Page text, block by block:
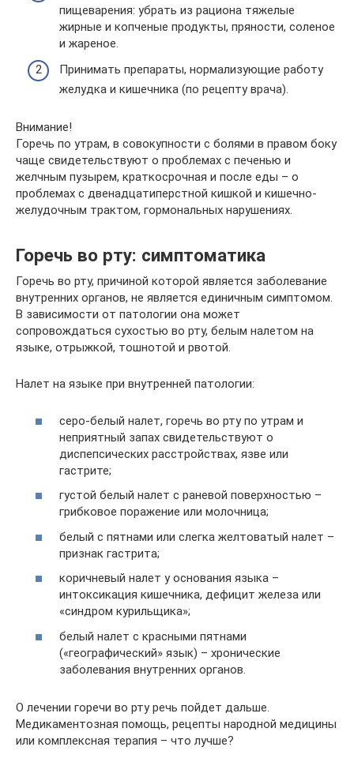
пищеварения: убрать из рациона тяжелые
жирные и копченые продукты, пряности, соленое
и жареное.
Принимать препараты, нормализующие работу
желудка и кишечника (по рецепту врача).
Внимание!
Горечь по утрам, в совокупности с болями в правом боку
чаще свидетельствуют о проблемах с печенью и
желчным пузырем, краткосрочная и после еды – о
проблемах с двенадцатиперстной кишкой и кишечно-
желудочным трактом, гормональных нарушениях.
Горечь во рту: симптоматика
Горечь во рту, причиной которой является заболевание
внутренних органов, не является единичным симптомом.
В зависимости от патологии она может
сопровождаться сухостью во рту, белым налетом на
языке, отрыжкой, тошнотой и рвотой.
Налет на языке при внутренней патологии:
серо-белый налет, горечь во рту по утрам и
неприятный запах свидетельствуют о
диспепсических расстройствах, язве или
гастрите;
густой белый налет с раневой поверхностью –
грибковое поражение или молочница;
белый с пятнами или слегка желтоватый налет –
признак гастрита;
коричневый налет у основания языка –
интоксикация кишечника, дефицит железа или
«синдром курильщика»;
белый налет с красными пятнами
(«географический» язык) – хронические
заболевания внутренних органов.
О лечении горечи во рту речь пойдет дальше.
Медикаментозная помощь, рецепты народной медицины
или комплексная терапия – что лучше?